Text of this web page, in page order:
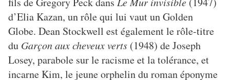
d’Elia Kazan, un rôle qui lui vaut un Golden
Globe. Dean Stockwell est également le rôle-titre
du Garçon aux cheveux verts (1948) de Joseph
Losey, parabole sur le racisme et la tolérance, et
incarne Kim, le jeune orphelin du roman éponyme